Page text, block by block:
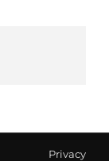
Privacy